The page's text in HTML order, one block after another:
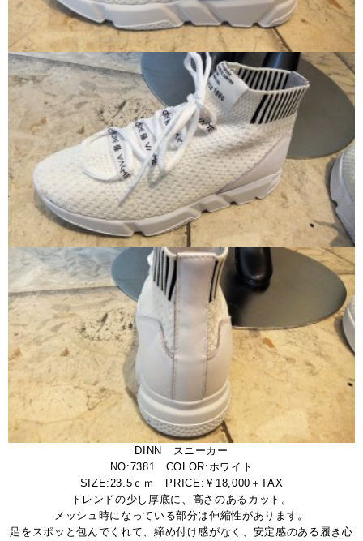
DINN スニーカー
NO:7381 COLOR:ホワイト
SIZE:23.5ｃｍ PRICE:￥18,000＋TAX
トレンドの少し厚底に、高さのあるカット。
メッシュ時になっている部分は伸縮性があります。
足をスポッと包んでくれて、締め付け感がなく、安定感のある履き心